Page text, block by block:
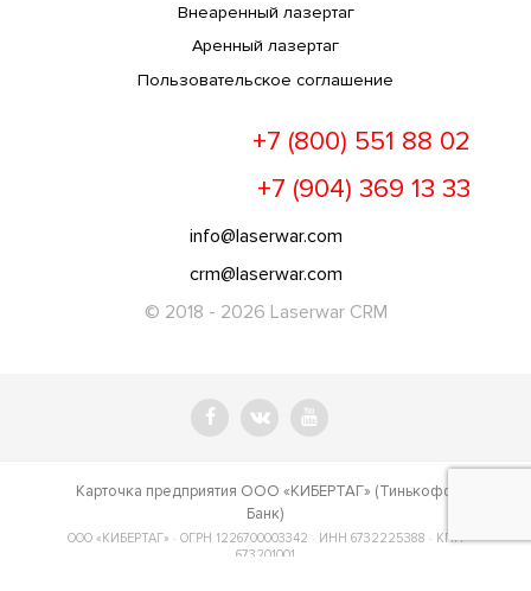
Внеаренный лазертаг
Аренный лазертаг
Пользовательское соглашение
+7 (800) 551 88 02
+7 (904) 369 13 33
info@laserwar.com
crm@laserwar.com
© 2018 - 2026 Laserwar CRM
Карточка предприятия ООО «КИБЕРТАГ» (Тинькофф
Банк)
ООО «КИБЕРТАГ» · ОГРН 1226700003342 · ИНН 6732225388 · КПП
673201001